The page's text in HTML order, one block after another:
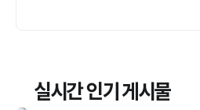
실시간 인기 게시물